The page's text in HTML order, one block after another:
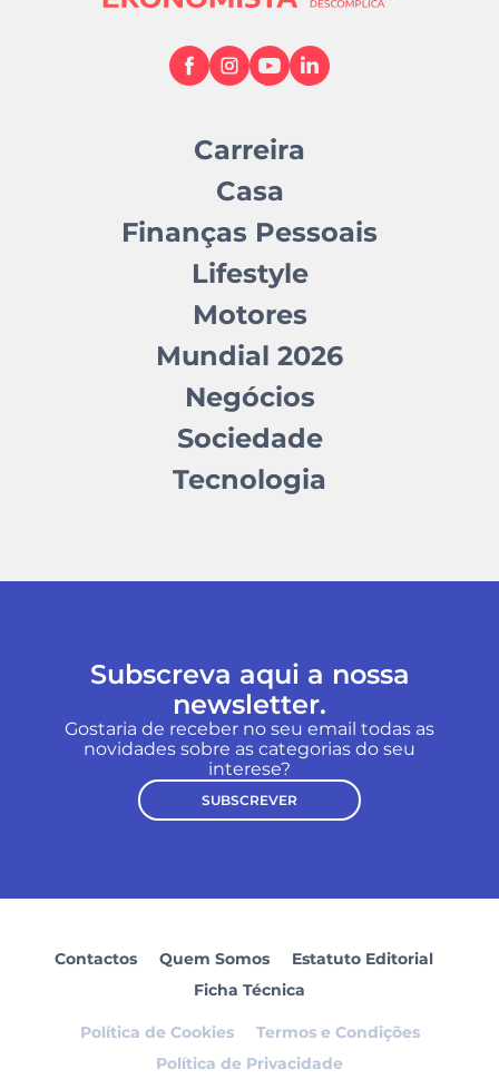
Carreira
Casa
Finanças Pessoais
Lifestyle
Motores
Mundial 2026
Negócios
Sociedade
Tecnologia
Subscreva aqui a nossa
newsletter.
Gostaria de receber no seu email todas as
novidades sobre as categorias do seu
interese?
SUBSCREVER
Contactos Quem Somos
Estatuto Editorial
Ficha Técnica
Política de Cookies
Termos e Condições
Política de Privacidade